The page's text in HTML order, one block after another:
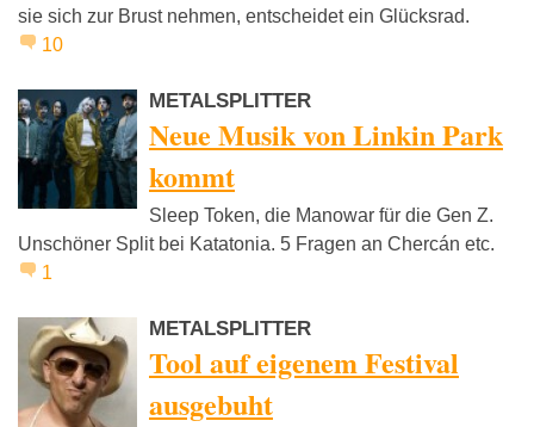
sie sich zur Brust nehmen, entscheidet ein Glücksrad.
10
METALSPLITTER
Neue Musik von Linkin Park
kommt
Sleep Token, die Manowar für die Gen Z.
Unschöner Split bei Katatonia. 5 Fragen an Chercán etc.
1
METALSPLITTER
Tool auf eigenem Festival
ausgebuht